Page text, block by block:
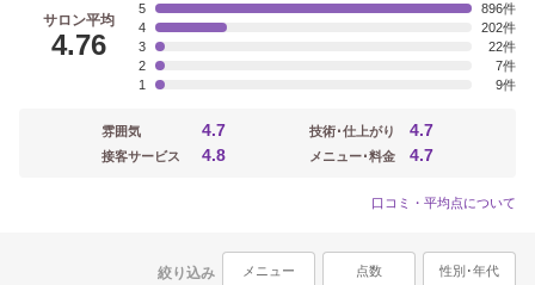
サロン平均
4.76
5
896
4
202
3
22
2
7
1
9
雰囲気 4.7
接客サービス 4.8
技術･仕上がり 4.7
メニュー･料金 4.7
口コミ・平均点について
絞り込み メニュー 点数 性別･年代